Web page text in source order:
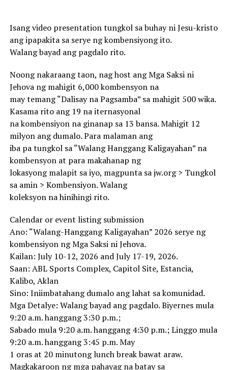
Isang video presentation tungkol sa buhay ni Jesu-kristo
ang ipapakita sa serye ng kombensiyong ito.
Walang bayad ang pagdalo rito.
Noong nakaraang taon, nag host ang Mga Saksi ni
Jehova ng mahigit 6,000 kombensyon na
may temang “Dalisay na Pagsamba” sa mahigit 500 wika.
Kasama rito ang 19 na iternasyonal
na kombensiyon na ginanap sa 13 bansa. Mahigit 12
milyon ang dumalo. Para malaman ang
iba pa tungkol sa “Walang Hanggang Kaligayahan” na
kombensyon at para makahanap ng
lokasyong malapit sa iyo, magpunta sa jw.org > Tungkol
sa amin > Kombensiyon. Walang
koleksyon na hinihingi rito.
Calendar or event listing submission
Ano: “Walang-Hanggang Kaligayahan” 2026 serye ng
kombensiyon ng Mga Saksi ni Jehova.
Kailan: July 10-12, 2026 and July 17-19, 2026.
Saan: ABL Sports Complex, Capitol Site, Estancia,
Kalibo, Aklan
Sino: Iniimbatahang dumalo ang lahat sa komunidad.
Mga Detalye: Walang bayad ang pagdalo. Biyernes mula
9:20 a.m. hanggang 3:30 p.m.;
Sabado mula 9:20 a.m. hanggang 4:30 p.m.; Linggo mula
9:20 a.m. hanggang 3:45 p.m. May
1 oras at 20 minutong lunch break bawat araw.
Magkakaroon ng mga pahayag na batay sa